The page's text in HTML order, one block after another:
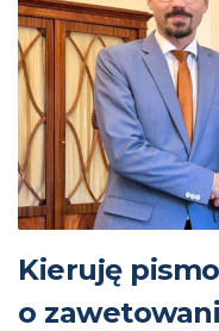
Kieruję
o